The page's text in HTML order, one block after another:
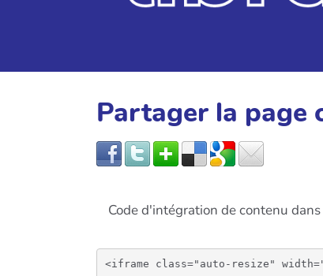
Partager la page
Code d'intégration de contenu